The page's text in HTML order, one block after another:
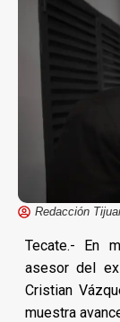
Redacción
Tecate.- En
asesor del
Cristian
muestra